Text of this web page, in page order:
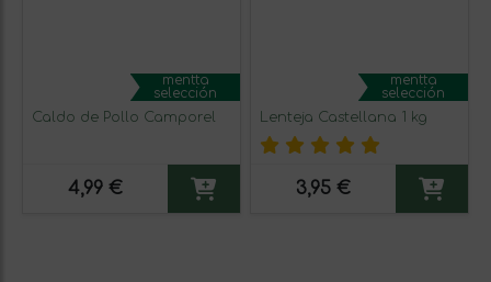
mentta
selección
Caldo de Pollo Camporel
4,99 €
mentta
selección
Lenteja Castellana 1 kg
3,95 €